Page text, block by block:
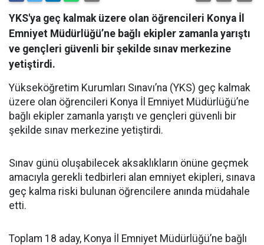
YKS'ya geç kalmak üzere olan öğrencileri Konya İl
Emniyet Müdürlüğü’ne bağlı ekipler zamanla yarıştı
ve gençleri güvenli bir şekilde sınav merkezine
yetiştirdi.
Yükseköğretim Kurumları Sınavı’na (YKS) geç kalmak
üzere olan öğrencileri Konya İl Emniyet Müdürlüğü’ne
bağlı ekipler zamanla yarıştı ve gençleri güvenli bir
şekilde sınav merkezine yetiştirdi.
Sınav günü oluşabilecek aksaklıkların önüne geçmek
amacıyla gerekli tedbirleri alan emniyet ekipleri, sınava
geç kalma riski bulunan öğrencilere anında müdahale
etti.
Toplam 18 aday, Konya İl Emniyet Müdürlüğü’ne bağlı